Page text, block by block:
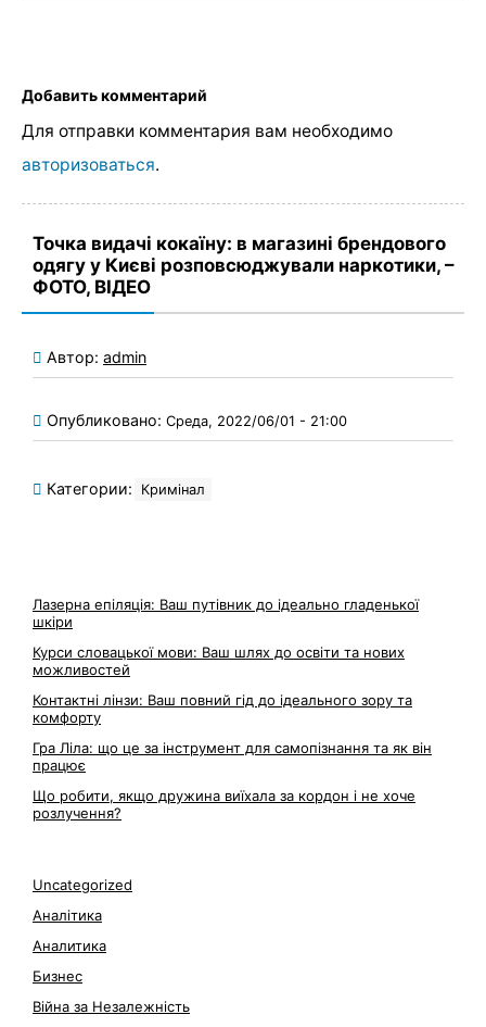
Добавить комментарий
Для отправки комментария вам необходимо
авторизоваться.
Точка видачі кокаїну: в магазині брендового
одягу у Києві розповсюджували наркотики, –
ФОТО, ВІДЕО
Автор: admin
Опубликовано: Среда, 2022/06/01 - 21:00
Категории: Кримінал
Лазерна епіляція: Ваш путівник до ідеально гладенької
шкіри
Курси словацької мови: Ваш шлях до освіти та нових
можливостей
Контактні лінзи: Ваш повний гід до ідеального зору та
комфорту
Гра Ліла: що це за інструмент для самопізнання та як він
працює
Що робити, якщо дружина виїхала за кордон і не хоче
розлучення?
Uncategorized
Аналітика
Аналитика
Бизнес
Війна за Незалежність